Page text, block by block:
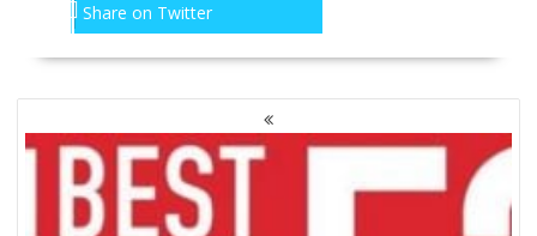
Share on Twitter
NAWIGACJA
PO
WPISACH